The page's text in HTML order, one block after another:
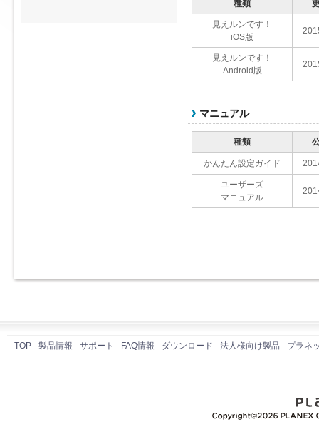
種類
見えルンです！
iOS版
見えルンです！
Android版
マニュアル
種類
かんたん設定ガイド
ユーザーズ
マニュアル
TOP 製品情報 サポート FAQ情報 ダウンロード 法人様向け製品 プラネ